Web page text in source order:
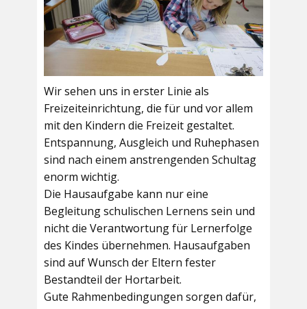
Wir sehen uns in erster Linie als
Freizeiteinrichtung, die für und vor allem
mit den Kindern die Freizeit gestaltet.
Entspannung, Ausgleich und Ruhephasen
sind nach einem anstrengenden Schultag
enorm wichtig.
Die Hausaufgabe kann nur eine
Begleitung schulischen Lernens sein und
nicht die Verantwortung für Lernerfolge
des Kindes übernehmen. Hausaufgaben
sind auf Wunsch der Eltern fester
Bestandteil der Hortarbeit.
Gute Rahmenbedingungen sorgen dafür,